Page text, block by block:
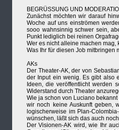
BEGRÜSSUNG UND
Zunächst möchten wir darauf
Woche auf uns einströmen
sooo wahnsinnig schwer sein,
Punkt lediglich bei reinen
Wer es nicht alleine machen mag,
Was Ihr für diesen Job mitbringen
AKs
Der Theater-AK, der von
der Input ein wenig. Es gibt also
Ideen, die veröffentlicht werden
Widerstand durch Theater
Wie ja schon von Luciano
wir noch keine Auskunft geben,
logischerweise im Plan-
wünschen, läßt sich das auch
Der Visionen-AK wird, wie Ihr